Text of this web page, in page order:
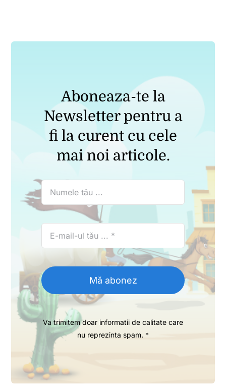
Aboneaza-te la
Newsletter pentru a
fi la curent cu cele
mai noi articole.
Mă abonez
Va trimitem doar informatii de calitate care
nu reprezinta spam. *